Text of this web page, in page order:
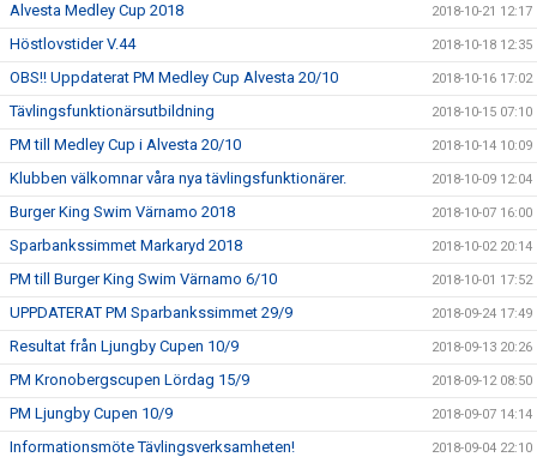
Alvesta Medley Cup 2018 2018-10-21 12:17
Höstlovstider V.44 2018-10-18 12:35
OBS!! Uppdaterat PM Medley Cup Alvesta 20/10 2018-10-16 17:02
Tävlingsfunktionärsutbildning 2018-10-15 07:10
PM till Medley Cup i Alvesta 20/10 2018-10-14 10:09
Klubben välkomnar våra nya tävlingsfunktionärer. 2018-10-09 12:04
Burger King Swim Värnamo 2018 2018-10-07 16:00
Sparbankssimmet Markaryd 2018 2018-10-02 20:14
PM till Burger King Swim Värnamo 6/10 2018-10-01 17:52
UPPDATERAT PM Sparbankssimmet 29/9 2018-09-24 17:49
Resultat från Ljungby Cupen 10/9 2018-09-13 20:26
PM Kronobergscupen Lördag 15/9 2018-09-12 08:50
PM Ljungby Cupen 10/9 2018-09-07 14:14
Informationsmöte Tävlingsverksamheten! 2018-09-04 22:10